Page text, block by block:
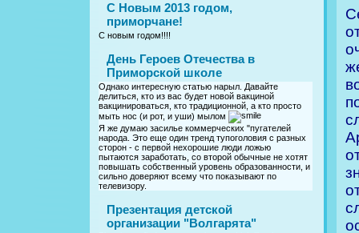
С Новым 2013 годом,
приморчане!
С новым годом!!!!
День Героев Отечества в
Приморской школе
Однако интересную статью нарыл. Давайте
делиться, кто из вас будет новой вакциной
вакцинироваться, кто традиционной, а кто просто
мыть нос (и рот, и уши) мылом
Я же думаю засилье коммерческих "пугателей
народа. Это еще один тренд тупоголовия с разных
сторон - с первой нехорошие люди ложью
пытаются заработать, со второй обычные не хотят
повышать собственный уровень образованности, и
сильно доверяют всему что показывают по
телевизору.
Презентация детской
организации "Волгарята"